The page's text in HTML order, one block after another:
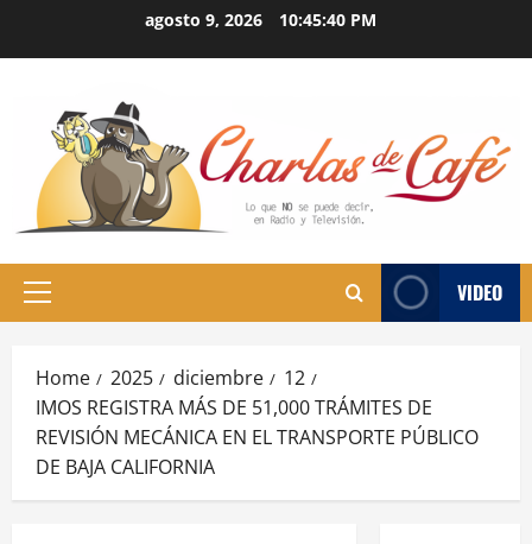
agosto 9, 2026 10:45:41 PM
Primary
VIDEO
Home 2025 diciembre
12
IMOS REGISTRA MÁS DE 51,000 TRÁMITES DE
REVISIÓN MECÁNICA EN EL TRANSPORTE PÚBLICO
DE BAJA CALIFORNIA